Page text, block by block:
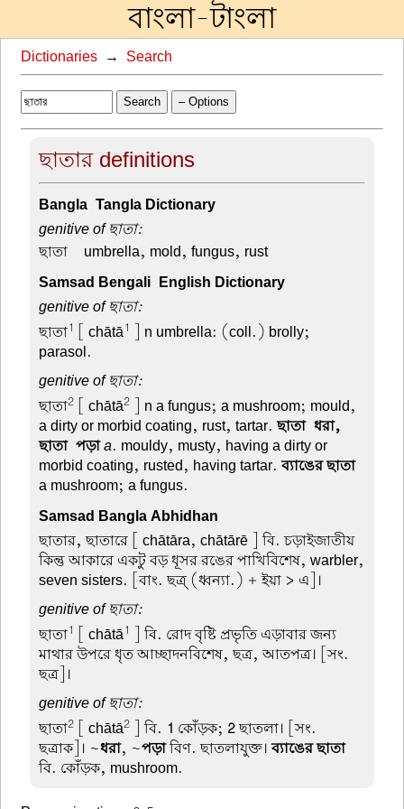
বাংলা-টাংলা
Dictionaries → Search
Search – Options
ছাতার definitions
Bangla-Tangla Dictionary
genitive of ছাতা:
ছাতা – umbrella, mold, fungus, rust
Samsad Bengali-English Dictionary
genitive of ছাতা:
ছাতা1 [ chātā1
] n umbrella: (coll.) brolly;
parasol.
genitive of ছাতা:
ছাতা2 [ chātā2
] n a fungus; a mushroom; mould,
a dirty or morbid coating, rust, tartar.ছাতা-ধরা,
ছাতা-পড়াa. mouldy, musty, having a dirty or
morbid coating, rusted, having tartar.ব্যাঙের ছাতা
a mushroom; a fungus.
Samsad Bangla Abhidhan
ছাতার, ছাতারে [ chātāra, chātārē ] বি. চড়াইজাতীয়
কিন্তু আকারে একটু বড় ধূসর রঙের পাখিবিশেষ, warbler,
seven sisters. [বাং. ছত্র্ (ধ্বন্যা.) + ইয়া > এ]।
genitive of ছাতা:
ছাতা1 [ chātā1
] বি. রোদ বৃষ্টি প্রভৃতি এড়াবার জন্য
মাথার উপরে ধৃত আচ্ছাদনবিশেষ, ছত্র, আতপত্র। [সং.
ছত্র]।
genitive of ছাতা:
ছাতা2 [ chātā2 ] বি. 1 কোঁড়ক; 2ছাতলা। [সং.
ছত্রাক]। ~ধরা, ~পড়াবিণ. ছাতলাযুক্ত।ব্যাঙের ছাতা
বি. কোঁড়ক, mushroom.